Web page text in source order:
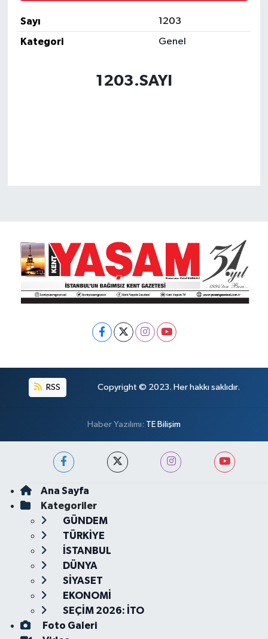
Sayı
1203
Kategori
Genel
1203.SAYI
RSS Copyright © 2023. Her hakkı saklıdır.
Haber Yazılımı: TE Bilişim
Ana Sayfa
Kategoriler
GÜNDEM
TÜRKİYE
İSTANBUL
DÜNYA
SİYASET
EKONOMİ
SEÇİM 2026: İTO
Foto Galeri